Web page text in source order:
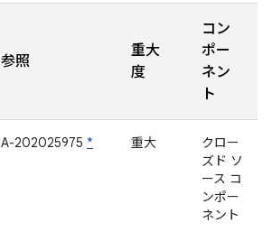
参照
重大
度
コン
ポー
ネン
ト
A-202025975 * 重大
クロー
ズド ソ
ース コ
ンポー
ネント